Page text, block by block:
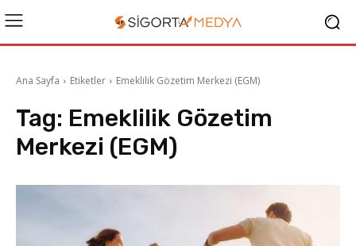
Ana Sayfa Etiketler Emeklilik Gözetim Merkezi (EGM)
Tag: Emeklilik Gözetim
Merkezi (EGM)